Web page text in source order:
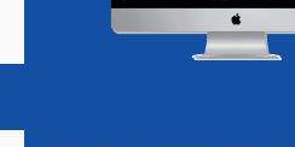
Magazine